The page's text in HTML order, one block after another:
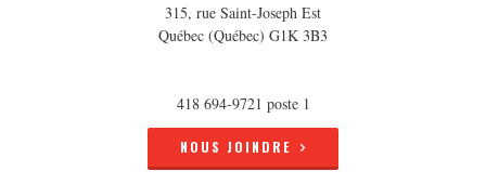
315, rue Saint-Joseph Est
Québec (Québec) G1K 3B3
418 694-9721 poste 1
NOUS JOINDRE